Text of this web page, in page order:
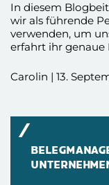
In diesem
wir als führende
verwenden, um
erfahrt ihr genaue
Carolin | 13.